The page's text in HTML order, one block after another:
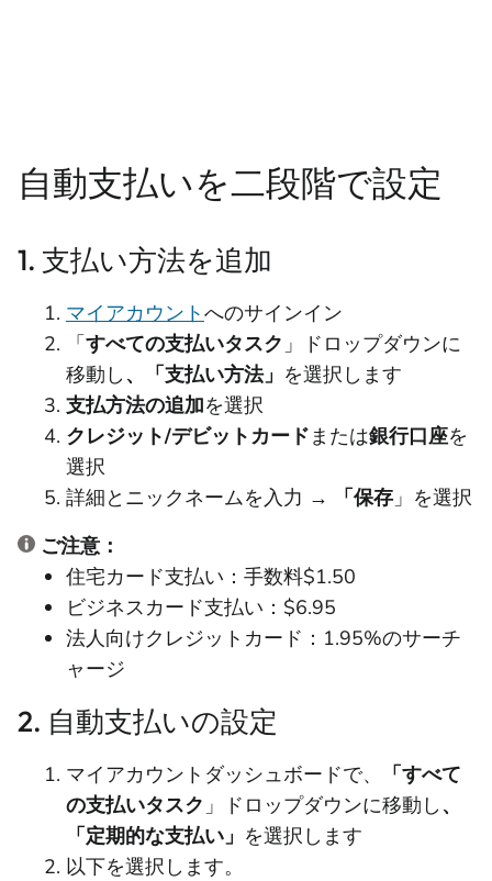
自動支払いを二段階で設定
1. 支払い方法を追加
マイアカウントへのサインイン
「すべての支払いタスク 」ドロップダウンに
移動し 、「支払い方法」 を選択します
支払方法の追加を選択
クレジット/デビットカードまたは銀行口座を
選択
詳細とニックネームを入力 → 「保存 」を選択
ご注意：
住宅カード支払い：手数料$1.50
ビジネスカード支払い：$6.95
法人向けクレジットカード：1.95%のサーチ
ャージ
2. 自動支払いの設定
マイアカウントダッシュボードで、
「すべて
の支払いタスク 」ドロップダウンに移動し 、
「定期的な支払い」 を選択します
以下を選択します。